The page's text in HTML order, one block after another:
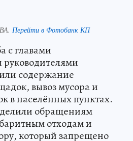
Перейти в Фотобанк КП
с главами
содержание
вывоз мусора и
в населённых пунктах.
обращениям
отходам и
который запрещено